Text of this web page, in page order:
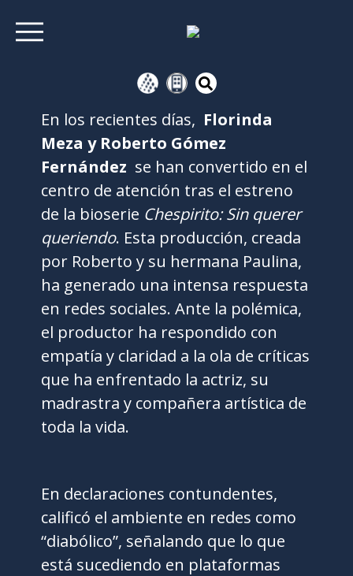
En los recientes días, Florinda
Meza y Roberto Gómez
Fernández se han convertido en el
centro de atención tras el estreno
de la bioserie Chespirito: Sin querer
queriendo. Esta producción, creada
por Roberto y su hermana Paulina,
ha generado una intensa respuesta
en redes sociales. Ante la polémica,
el productor ha respondido con
empatía y claridad a la ola de críticas
que ha enfrentado la actriz, su
madrastra y compañera artística de
toda la vida.
En declaraciones contundentes,
calificó el ambiente en redes como
“diabólico”, señalando que lo que
está sucediendo en plataformas